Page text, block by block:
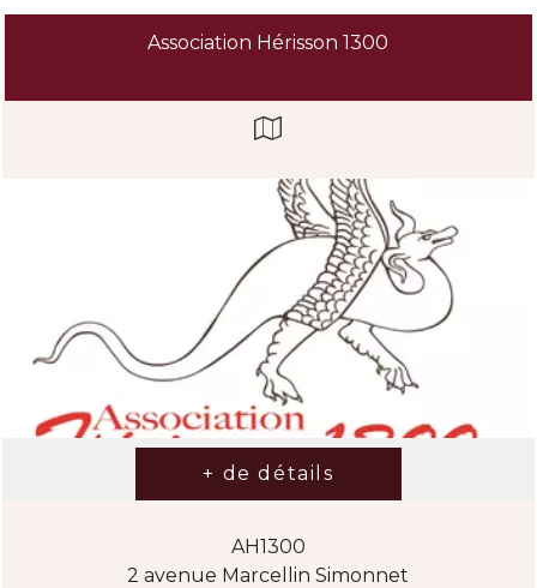
Association Hérisson 1300
AH1300
2 avenue Marcellin Simonnet